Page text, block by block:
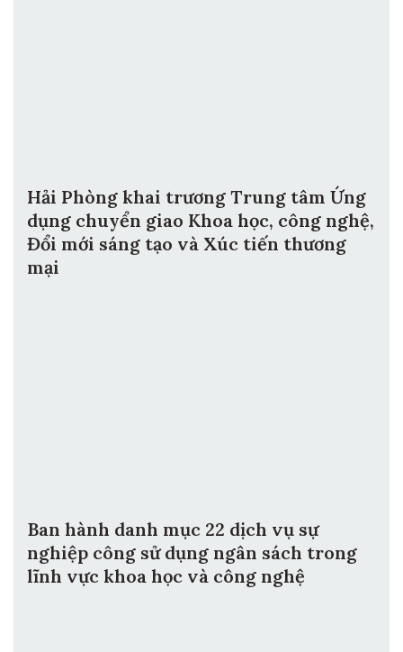
Hải Phòng khai trương Trung tâm Ứng
dụng chuyển giao Khoa học, công nghệ,
Đổi mới sáng tạo và Xúc tiến thương
mại
Ban hành danh mục 22 dịch vụ sự
nghiệp công sử dụng ngân sách trong
lĩnh vực khoa học và công nghệ